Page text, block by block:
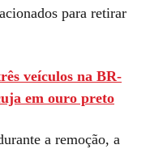
para retirar
veículos na BR-
em ouro preto
a remoção, a